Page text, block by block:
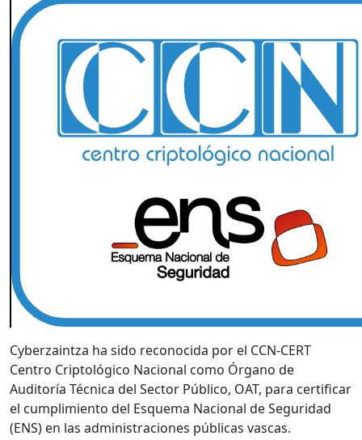
Cyberzaintza ha sido reconocida por el CCN-CERT
Centro Criptológico Nacional como Órgano de
Auditoría Técnica del Sector Público, OAT, para certificar
el cumplimiento del Esquema Nacional de Seguridad
(ENS) en las administraciones públicas vascas.